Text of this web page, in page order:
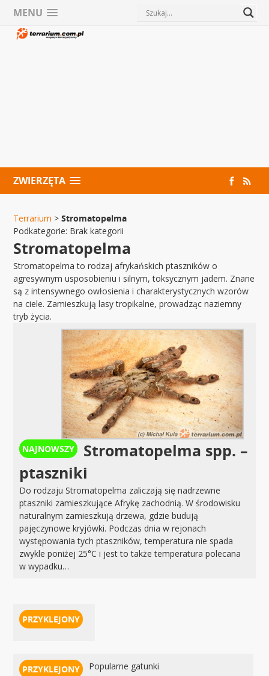
MENU
ZWIERZĘTA
Terrarium >Stromatopelma
Podkategorie: Brak kategorii
Stromatopelma
Stromatopelma to rodzaj afrykańskich ptaszników o
agresywnym usposobieniu i silnym, toksycznym jadem. Znane
są z intensywnego owłosienia i charakterystycznych wzorów
na ciele. Zamieszkują lasy tropikalne, prowadząc naziemny
tryb życia.
Stromatopelma spp. –
ptaszniki
Do rodzaju Stromatopelma zaliczają się nadrzewne
ptaszniki zamieszkujące Afrykę zachodnią. W środowisku
naturalnym zamieszkują drzewa, gdzie budują
pajęczynowe kryjówki. Podczas dnia w rejonach
występowania tych ptaszników, temperatura nie spada
zwykle poniżej 25°C i jest to także temperatura polecana
w wypadku…
Popularne gatunki